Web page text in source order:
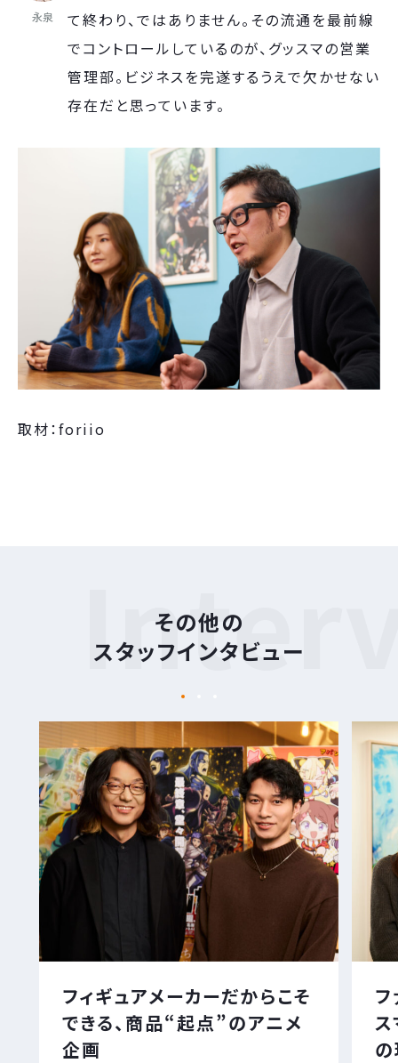
永泉
て終わり、ではありません。その流通を最前線
でコントロールしているのが、グッスマの営業
管理部。ビジネスを完遂するうえで欠かせない
存在だと思っています。
取材：foriio
その他の
スタッフインタビュー
フィギュアメーカーだからこそ
できる、商品“起点”のアニメ
企画
ス